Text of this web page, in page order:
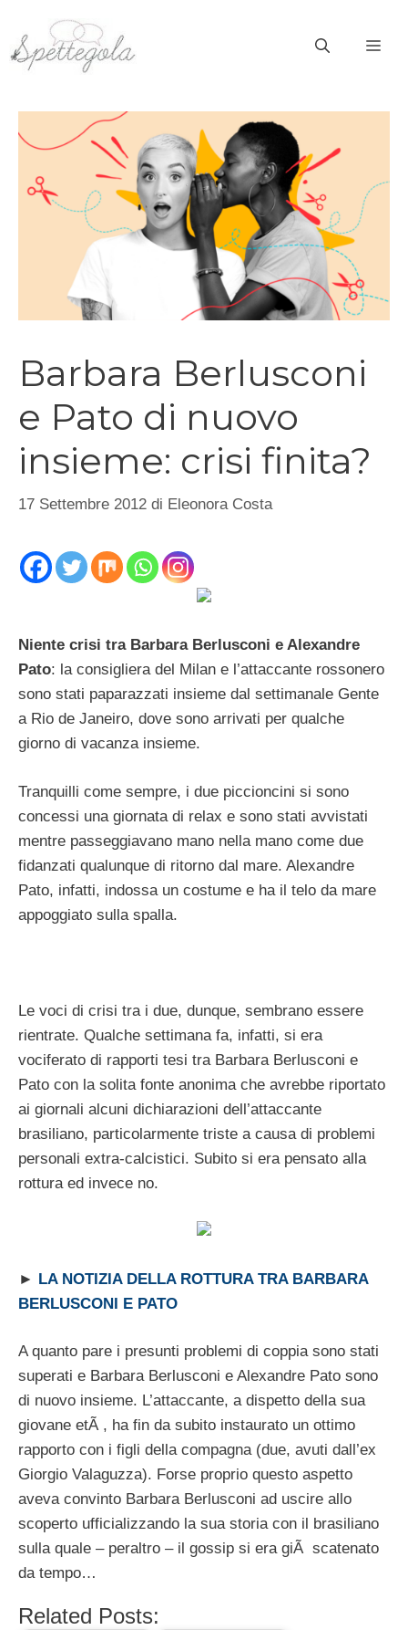
contenuto
Barbara Berlusconi
e Pato di nuovo
insieme: crisi finita?
17 Settembre 2012 di Eleonora Costa
Niente crisi tra Barbara Berlusconi e Alexandre
Pato: la consigliera del Milan e l’attaccante rossonero
sono stati paparazzati insieme dal settimanale Gente
a Rio de Janeiro, dove sono arrivati per qualche
giorno di vacanza insieme.
Tranquilli come sempre, i due piccioncini si sono
concessi una giornata di relax e sono stati avvistati
mentre passeggiavano mano nella mano come due
fidanzati qualunque di ritorno dal mare. Alexandre
Pato, infatti, indossa un costume e ha il telo da mare
appoggiato sulla spalla.
Le voci di crisi tra i due, dunque, sembrano essere
rientrate. Qualche settimana fa, infatti, si era
vociferato di rapporti tesi tra Barbara Berlusconi e
Pato con la solita fonte anonima che avrebbe riportato
ai giornali alcuni dichiarazioni dell’attaccante
brasiliano, particolarmente triste a causa di problemi
personali extra-calcistici. Subito si era pensato alla
rottura ed invece no.
► LA NOTIZIA DELLA ROTTURA TRA BARBARA
BERLUSCONI E PATO
A quanto pare i presunti problemi di coppia sono stati
superati e Barbara Berlusconi e Alexandre Pato sono
di nuovo insieme. L’attaccante, a dispetto della sua
giovane etÃ , ha fin da subito instaurato un ottimo
rapporto con i figli della compagna (due, avuti dall’ex
Giorgio Valaguzza). Forse proprio questo aspetto
aveva convinto Barbara Berlusconi ad uscire allo
scoperto ufficializzando la sua storia con il brasiliano
sulla quale – peraltro – il gossip si era giÃ scatenato
da tempo…
Related Posts: